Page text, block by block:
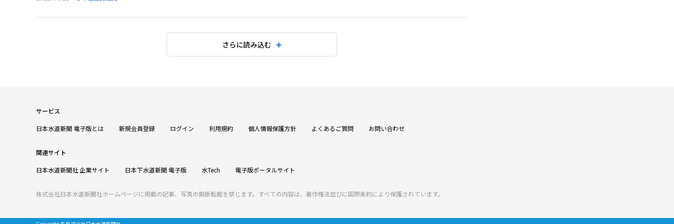
さらに読み込む
サービス
日本水道新聞 電子版とは 新規会員登録 ログイン 利用規約 個人情報保護方針 よくあるご質問 お問い合わせ
関連サイト
日本水道新聞社 企業サイト 日本下水道新聞 電子版 水Tech 電子版ポータルサイト
株式会社日本水道新聞社ホームページに掲載の記事、写真の無断転載を禁じます。すべての内容は、著作権法並びに国際条約により保護されています。